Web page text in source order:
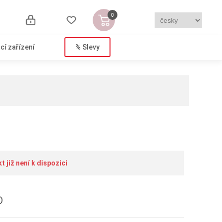
0
zařízení % Slevy
již není k dispozici